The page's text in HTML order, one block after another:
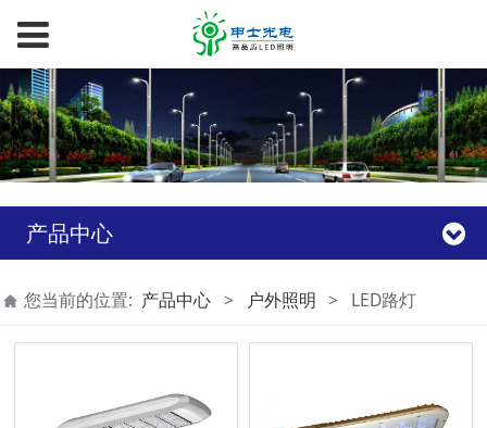
产品中心
您当前的位置: 产品中心 > 户外照明 > LED路灯